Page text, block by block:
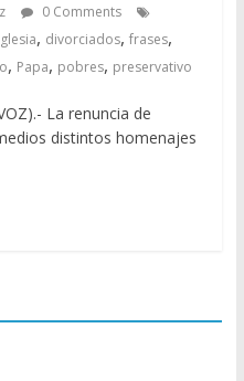
0 Comments
, divorciados, frases,
, Papa, pobres, preservativo
La renuncia de
distintos homenajes